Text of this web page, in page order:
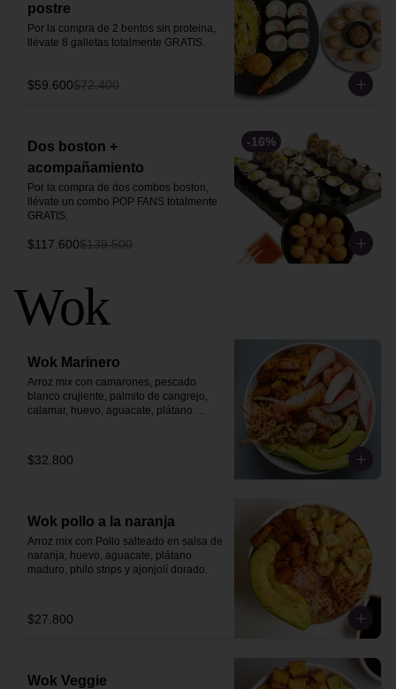
postre
Por la compra de 2 bentos sin proteina,
llévate 8 galletas totalmente GRATIS.
$59.600$72.400
-16%
Dos boston +
acompañamiento
Por la compra de dos combos boston,
llévate un combo POP FANS totalmente
GRATIS.
$117.600$139.500
Wok
Wok Marinero
Arroz mix con camarones, pescado
blanco crujiente, palmito de cangrejo,
calamar, huevo, aguacate, plátano
$32.800
Wok pollo a la naranja
Arroz mix con Pollo salteado en salsa de
naranja, huevo, aguacate, plátano
maduro, philo strips y ajonjolí dorado.
$27.800
Wok Veggie